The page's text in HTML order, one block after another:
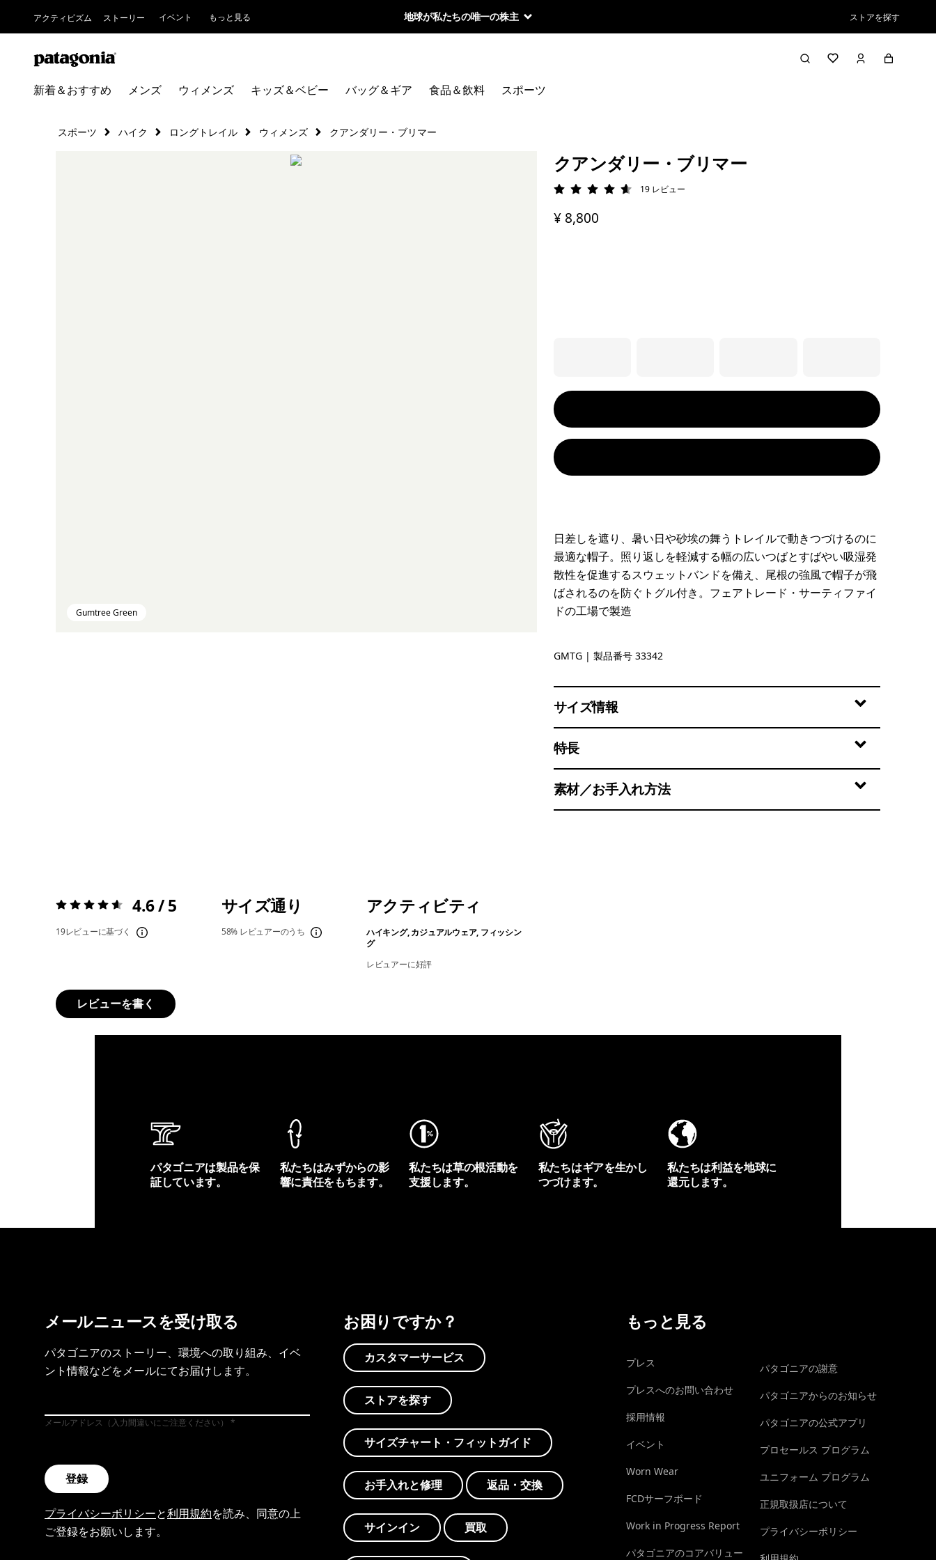
アクティビズム ストーリー イベント もっと見る 地球が私たちの唯一の株主 ストアを探す
新着＆おすすめ メンズ ウィメンズ キッズ＆ベビー バッグ＆ギア 食品＆飲料 スポーツ
スポーツ ハイク ロングトレイル ウィメンズ クアンダリー・ブリマー
Gumtree Green
クアンダリー・ブリマー
評価: 4.6 / 5
19 レビュー
¥ 8,800
日差しを遮り、暑い日や砂埃の舞うトレイルで動きつづけるのに
最適な帽子。照り返しを軽減する幅の広いつばとすばやい吸湿発
散性を促進するスウェットバンドを備え、尾根の強風で帽子が飛
ばされるのを防ぐトグル付き。フェアトレード・サーティファイ
ドの工場で製造
Gumtree Green
GMTG | 製品番号 33342
サイズ情報
特長
素材／お手入れ方法
評価:4.6 / 5 4.6 / 5
19レビューに基づく
サイズ通り
58% レビュアーのうち
アクティビティ
ハイキング, カジュアルウェア, フィッシン
グ
レビュアーに好評
レビューを書く
パタゴニアは製品を保
証しています。
私たちはみずからの影
響に責任をもちます。
私たちは草の根活動を
支援します。
私たちはギアを生かし
つづけます。
私たちは利益を地球に
還元します。
メールニュースを受け取る
パタゴニアのストーリー、環境への取り組み、イベ
ント情報などをメールにてお届けします。
メールアドレス（入力間違いにご注意ください）
登録
プライバシーポリシーと利用規約を読み、同意の上
ご登録をお願いします。
お困りですか？
カスタマーサービス
ストアを探す
サイズチャート・フィットガイド
お手入れと修理 返品・交換
サインイン 買取
もっと見る
プレス
プレスへのお問い合わせ
採用情報
イベント
Worn Wear
FCDサーフボード
Work in Progress Report
パタゴニアのコアバリュー
パタゴニアの謝意
パタゴニアからのお知らせ
パタゴニアの公式アプリ
プロセールス プログラム
ユニフォーム プログラム
正規取扱店について
プライバシーポリシー